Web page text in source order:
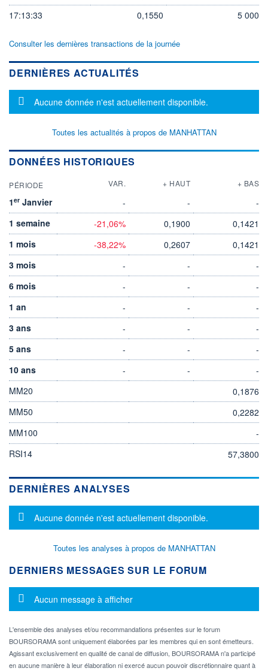
17:13:33
0,1550 5 000
Consulter les dernières transactions de la journée
DERNIÈRES ACTUALITÉS
Message d'information
Aucune donnée n'est actuellement disponible.
Toutes les actualités à propos de MANHATTAN
DONNÉES HISTORIQUES
PÉRIODE VAR. + HAUT + BAS
1er Janvier - -
-
1 semaine
-21,06% 0,1900
0,1421
1 mois
-38,22% 0,2607
0,1421
3 mois
- -
-
6 mois
- -
-
1 an
- -
-
3 ans
- -
-
5 ans
- -
-
10 ans
- -
-
MM20
0,1876
MM50
0,2282
MM100
-
RSI14
57,3800
DERNIÈRES ANALYSES
Message d'information
Aucune donnée n'est actuellement disponible.
Toutes les analyses à propos de MANHATTAN
DERNIERS MESSAGES SUR LE FORUM
Message d'information
Aucun message à afficher
L'ensemble des analyses et/ou recommandations présentes sur le forum
BOURSORAMA sont uniquement élaborées par les membres qui en sont émetteurs.
Agissant exclusivement en qualité de canal de diffusion, BOURSORAMA n'a participé
en aucune manière à leur élaboration ni exercé aucun pouvoir discrétionnaire quant à